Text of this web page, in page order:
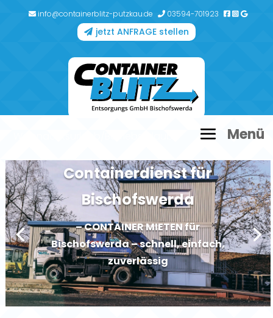
info@containerblitz-putzkau.de 03594-701923
jetzt ANFRAGE stellen
Neue Container im Sortiment
Containerdienst für
Bischofswerda
– CONTAINER MIETEN für
Bischofswerda – schnell, einfach,
zuverlässig